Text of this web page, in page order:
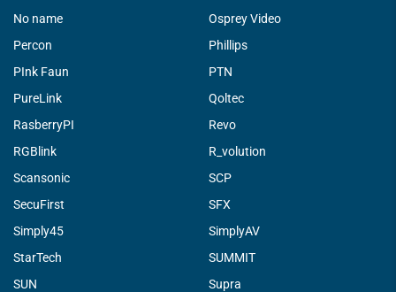
No name
Osprey Video
Percon
Phillips
PInk Faun
PTN
PureLink
Qoltec
RasberryPI
Revo
RGBlink
R_volution
Scansonic
SCP
SecuFirst
SFX
Simply45
SimplyAV
StarTech
SUMMIT
SUN
Supra